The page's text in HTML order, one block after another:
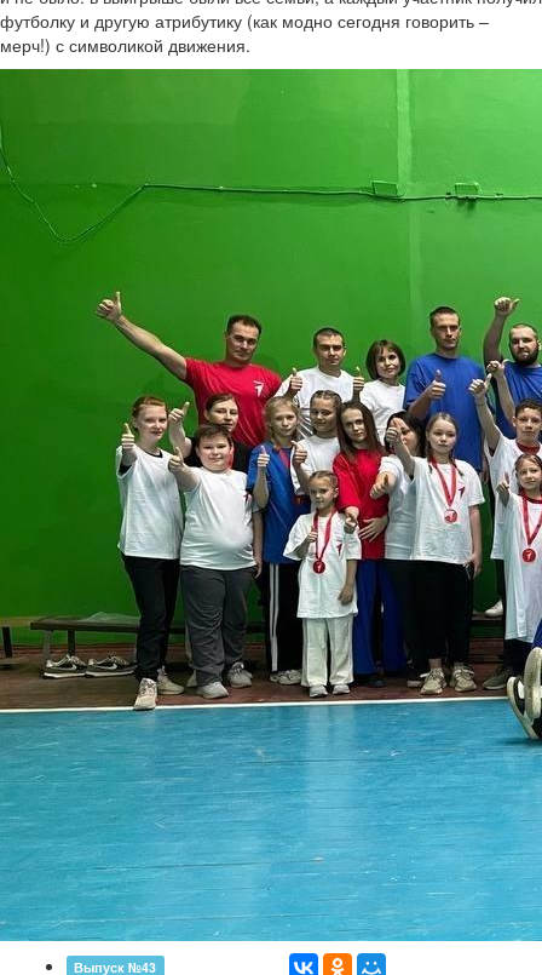
футболку и другую атрибутику (как модно сегодня говорить –
мерч!) с символикой движения.
Выпуск №43